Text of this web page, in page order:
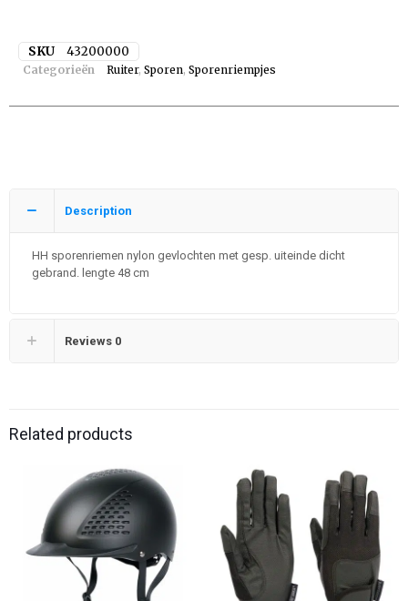
SKU 43200000
Categorieën Ruiter, Sporen, Sporenriempjes
Description
HH sporenriemen nylon gevlochten met gesp. uiteinde dicht
gebrand. lengte 48 cm
Reviews 0
Related products